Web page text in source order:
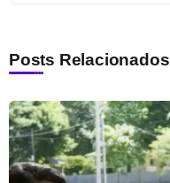
Posts Relacionados